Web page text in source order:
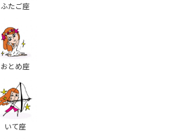
ふたご座
おとめ座
いて座